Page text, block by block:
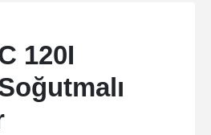
120I